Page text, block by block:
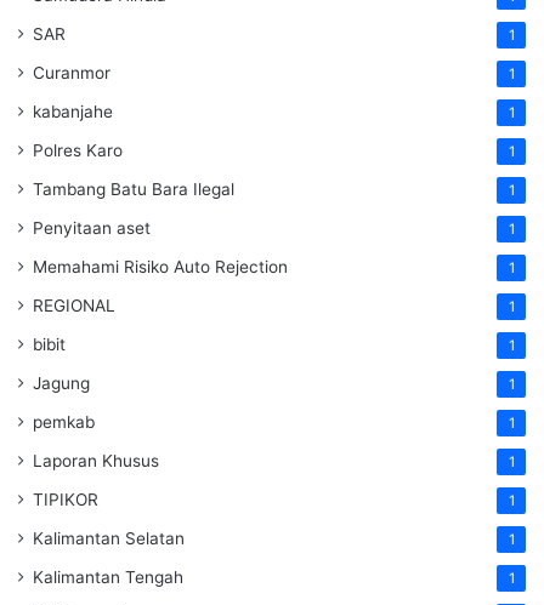
SAR 1
Curanmor 1
kabanjahe 1
Polres Karo 1
Tambang Batu Bara Ilegal 1
Penyitaan aset 1
Memahami Risiko Auto Rejection 1
REGIONAL 1
bibit 1
Jagung 1
pemkab 1
Laporan Khusus 1
TIPIKOR 1
Kalimantan Selatan 1
Kalimantan Tengah 1